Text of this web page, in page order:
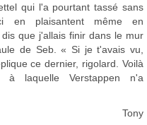
qui l'a pourtant tassé sans
en plaisantent même en
que j'allais finir dans le mur
de Seb. « Si je t'avais vu,
ce dernier, rigolard. Voilà
à laquelle Verstappen n'a
Tony